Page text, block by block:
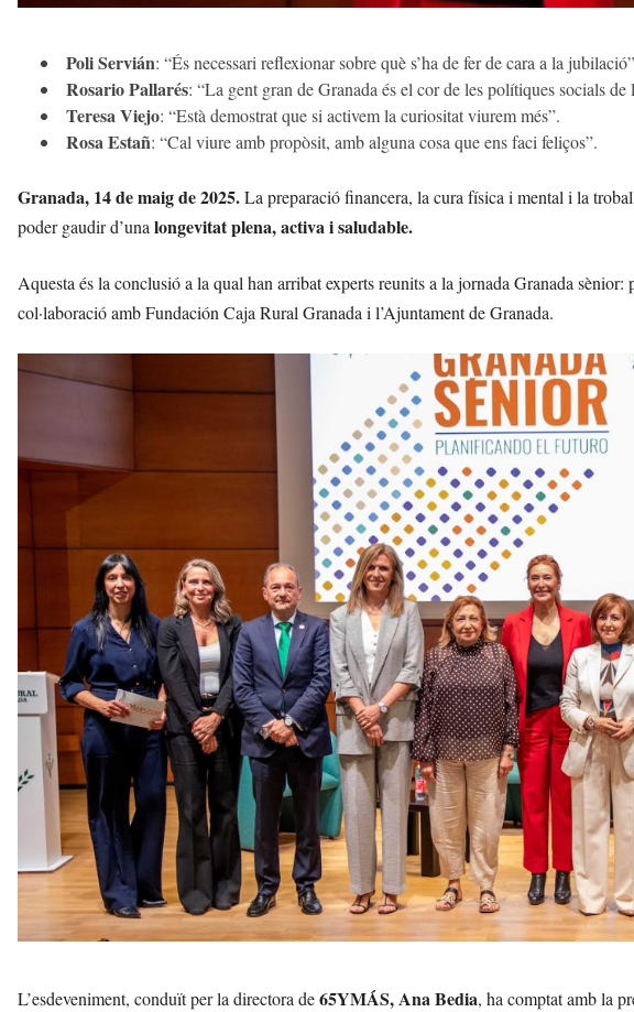
Poli Servián: “És necessari reflexionar sobre què s’ha de fer de cara a la
Rosario Pallarés: “La gent gran de Granada és el cor de les polítiques socials de
Teresa Viejo: “Està demostrat que si activem la curiositat viurem més”.
Rosa Estañ: “Cal viure amb propòsit, amb alguna cosa que ens faci feliços”.
Granada, 14 de maig de 2025.La preparació financera, la cura física i mental i la
poder gaudir d’una longevitat plena, activa i saludable.
Aquesta és la conclusió a la qual han arribat experts reunits a la jornada Granada
col·laboració amb Fundación Caja Rural Granada i l’Ajuntament de Granada.
L’esdeveniment, conduït per la directora de65YMÁS, Ana Bedia, ha comptat amb la